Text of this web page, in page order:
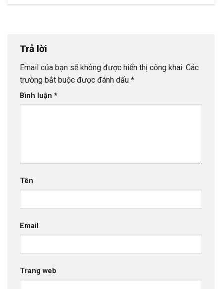
Trả lời
Email của bạn sẽ không được hiển thị công khai. Các
trường bắt buộc được đánh dấu *
Bình luận *
Tên
Email
Trang web